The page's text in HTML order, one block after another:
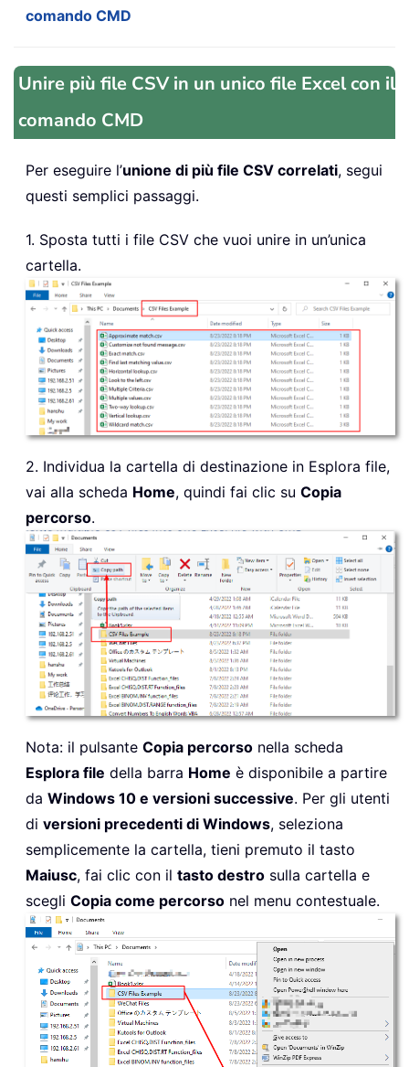
comando CMD
Unire più file CSV in un unico file Excel con il
comando CMD
Per eseguire l’unione di più file CSV correlati, segui
questi semplici passaggi.
1. Sposta tutti i file CSV che vuoi unire in un’unica
cartella.
2. Individua la cartella di destinazione in Esplora file,
vai alla scheda Home, quindi fai clic su Copia
percorso.
Nota: il pulsante Copia percorso nella scheda
Esplora file della barra Home è disponibile a partire
da Windows 10 e versioni successive. Per gli utenti
di versioni precedenti di Windows, seleziona
semplicemente la cartella, tieni premuto il tasto
Maiusc, fai clic con il tasto destro sulla cartella e
scegli Copia come percorso nel menu contestuale.